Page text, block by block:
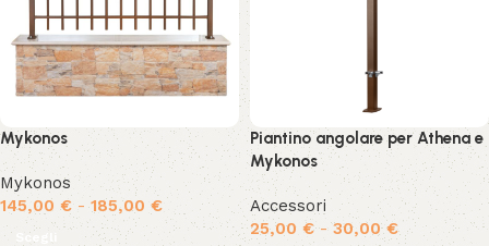
Mykonos
Mykonos
145,00 € - 185,00 €
Scegli
Piantino angolare per Athena e
Mykonos
Accessori
25,00 € - 30,00€